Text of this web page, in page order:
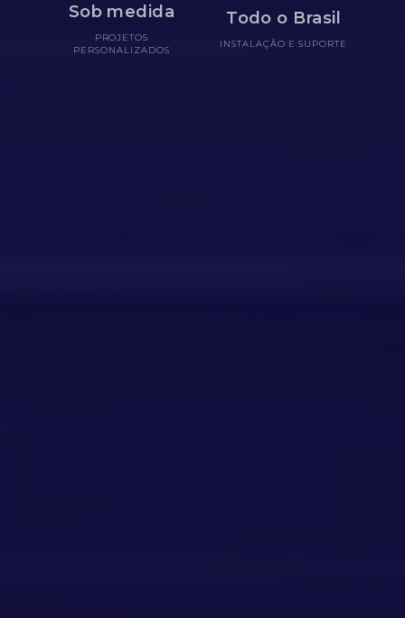
Sob medida
PROJETOS
PERSONALIZADOS
Todo o Brasil
INSTALAÇÃO E SUPORTE